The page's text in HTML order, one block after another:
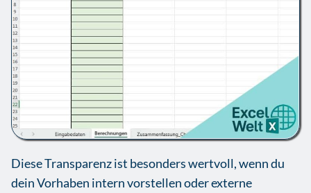
Diese Transparenz ist besonders wertvoll, wenn du
dein Vorhaben intern vorstellen oder externe